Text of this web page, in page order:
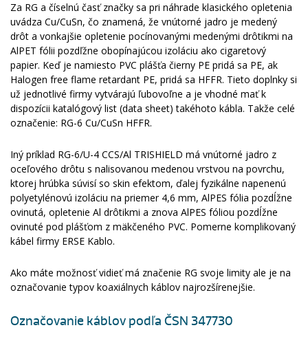
Za RG a číselnú časť značky sa pri náhrade klasického opletenia
uvádza Cu/CuSn, čo znamená, že vnútorné jadro je medený
drôt a vonkajšie opletenie pocínovanými medenými drôtikmi na
AlPET fólii pozdľžne obopínajúcou izoláciu ako cigaretový
papier. Keď je namiesto PVC plášťa čierny PE pridá sa PE, ak
Halogen free flame retardant PE, pridá sa HFFR. Tieto doplnky si
už jednotlivé firmy vytvárajú ľubovoľne a je vhodné mať k
dispozícii katalógový list (data sheet) takéhoto kábla. Takže celé
označenie: RG-6 Cu/CuSn HFFR.
Iný príklad RG-6/U-4 CCS/Al TRISHIELD má vnútorné jadro z
oceľového drôtu s nalisovanou medenou vrstvou na povrchu,
ktorej hrúbka súvisí so skin efektom, ďalej fyzikálne napenenú
polyetylénovú izoláciu na priemer 4,6 mm, AlPES fólia pozdĺžne
ovinutá, opletenie Al drôtikmi a znova AlPES fóliou pozdĺžne
ovinuté pod plášťom z mäkčeného PVC. Pomerne komplikovaný
kábel firmy ERSE Kablo.
Ako máte možnosť vidieť má značenie RG svoje limity ale je na
označovanie typov koaxiálnych káblov najrozšírenejšie.
Označovanie káblov podľa ČSN 347730